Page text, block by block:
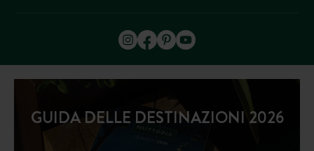
GUIDA DELLE DESTINAZIONI 2026